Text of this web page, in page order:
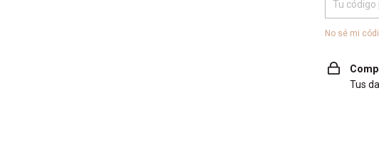
No sé mi
Tus